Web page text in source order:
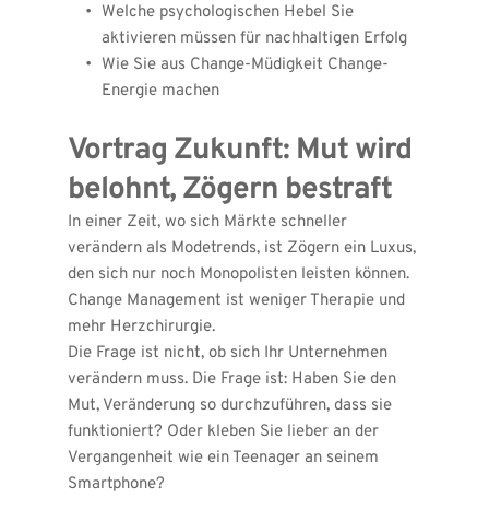
Welche psychologischen Hebel Sie
aktivieren müssen für nachhaltigen Erfolg
Wie Sie aus Change-Müdigkeit Change-
Energie machen
Vortrag Zukunft: Mut wird
belohnt, Zögern bestraft
In einer Zeit, wo sich Märkte schneller
verändern als Modetrends, ist Zögern ein Luxus,
den sich nur noch Monopolisten leisten können.
Change Management ist weniger Therapie und
mehr Herzchirurgie.
Die Frage ist nicht, ob sich Ihr Unternehmen
verändern muss. Die Frage ist: Haben Sie den
Mut, Veränderung so durchzuführen, dass sie
funktioniert? Oder kleben Sie lieber an der
Vergangenheit wie ein Teenager an seinem
Smartphone?